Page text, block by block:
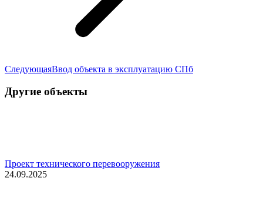
СледующаяСледующая
Ввод объекта в эксплуатацию СПб
Другие объекты
Проект технического перевооружения
24.09.2025